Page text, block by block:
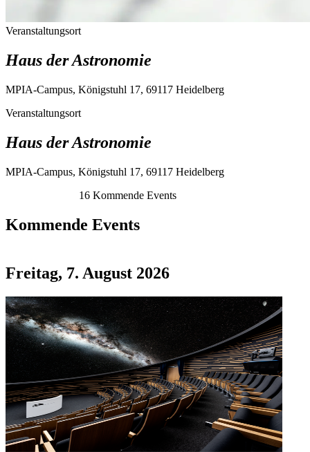
Veranstaltungsort
Haus der Astronomie
MPIA-Campus, Königstuhl 17, 69117 Heidelberg
Veranstaltungsort
Haus der Astronomie
MPIA-Campus, Königstuhl 17, 69117 Heidelberg
16 Kommende Events
Kommende Events
Freitag, 7. August 2026